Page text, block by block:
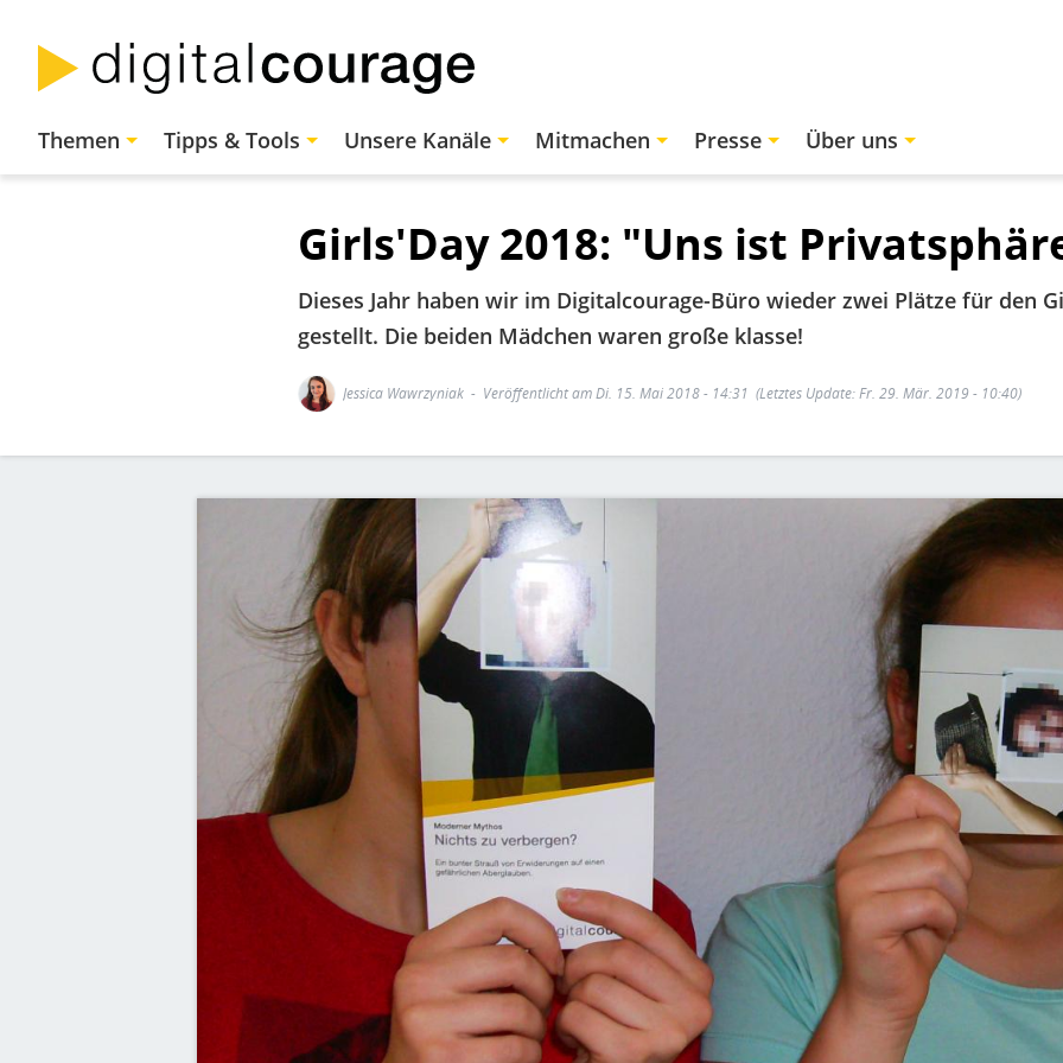
zum
Inhalt
Hauptnavigation
Themen Tipps & Tools Unsere Kanäle Mitmachen Presse Über uns
Girls'Day 2018: "Uns ist
Dieses Jahr haben wir im Digitalcourage-Büro wieder zwei Plätze für den
gestellt. Die beiden Mädchen waren große klasse!
Jessica Wawrzyniak Veröffentlicht am Di. 15. Mai 2018 - 14:31 (Letztes Update: Fr. 29. Mär. 2019 - 10:40)
Bild